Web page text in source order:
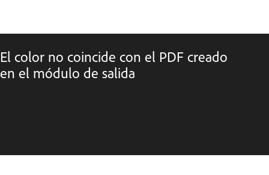
El color no coincide con el PDF creado
en el módulo de salida